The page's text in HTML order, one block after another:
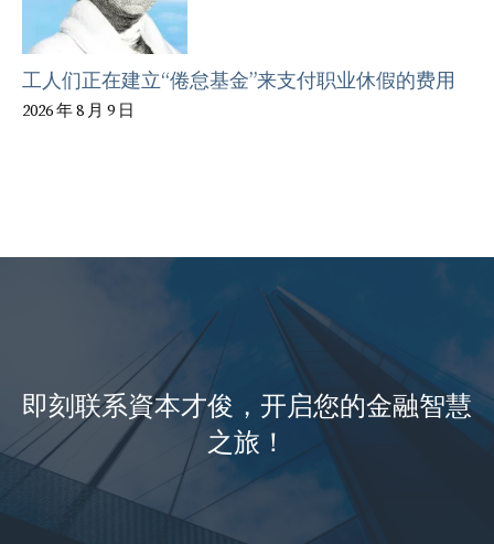
工人们正在建立“倦怠基金”来支付职业休假的费用
2026 年 8 月 9 日
即刻联系資本才俊，开启您的金融智慧
之旅！